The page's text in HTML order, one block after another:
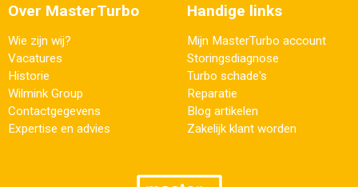
Over MasterTurbo
Wie zijn wij?
Vacatures
Historie
Wilmink Group
Contactgegevens
Expertise en advies
Handige links
Mijn MasterTurbo account
Storingsdiagnose
Turbo schade's
Reparatie
Blog artikelen
Zakelijk klant worden